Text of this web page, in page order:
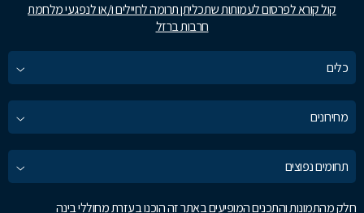
קול קורא לפרסום לעמותות שתכליתן תרומה לחיילים ו/או לנפגעי מלחמת
חרבות ברזל
כלים
מחירונים
תחומים נפוצים
חלק מהתמונות והתכנים המופיעים באתר זה הוכנו בעזרת מחוללי בינה